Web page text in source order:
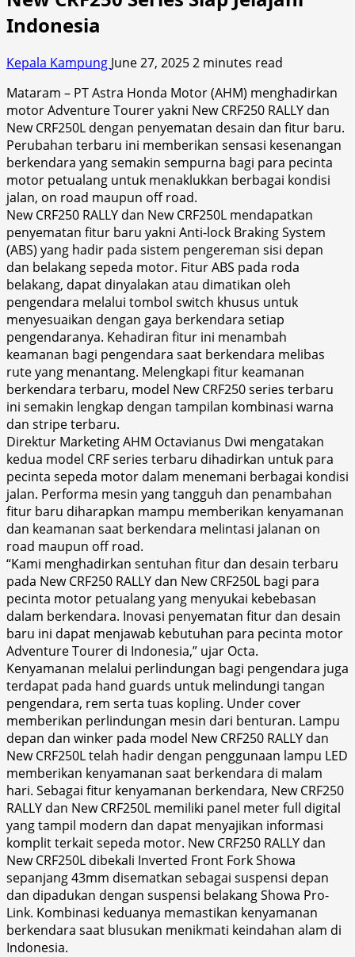
Indonesia
Kepala Kampung June 27, 20252 minutes read
Mataram – PT Astra Honda Motor (AHM) menghadirkan
motor Adventure Tourer yakni New CRF250 RALLY dan
New CRF250L dengan penyematan desain dan fitur baru.
Perubahan terbaru ini memberikan sensasi kesenangan
berkendara yang semakin sempurna bagi para pecinta
motor petualang untuk menaklukkan berbagai kondisi
jalan, on road maupun off road.
New CRF250 RALLY dan New CRF250L mendapatkan
penyematan fitur baru yakni Anti-lock Braking System
(ABS) yang hadir pada sistem pengereman sisi depan
dan belakang sepeda motor. Fitur ABS pada roda
belakang, dapat dinyalakan atau dimatikan oleh
pengendara melalui tombol switch khusus untuk
menyesuaikan dengan gaya berkendara setiap
pengendaranya. Kehadiran fitur ini menambah
keamanan bagi pengendara saat berkendara melibas
rute yang menantang. Melengkapi fitur keamanan
berkendara terbaru, model New CRF250 series terbaru
ini semakin lengkap dengan tampilan kombinasi warna
dan stripe terbaru.
Direktur Marketing AHM Octavianus Dwi mengatakan
kedua model CRF series terbaru dihadirkan untuk para
pecinta sepeda motor dalam menemani berbagai kondisi
jalan. Performa mesin yang tangguh dan penambahan
fitur baru diharapkan mampu memberikan kenyamanan
dan keamanan saat berkendara melintasi jalanan on
road maupun off road.
“Kami menghadirkan sentuhan fitur dan desain terbaru
pada New CRF250 RALLY dan New CRF250L bagi para
pecinta motor petualang yang menyukai kebebasan
dalam berkendara. Inovasi penyematan fitur dan desain
baru ini dapat menjawab kebutuhan para pecinta motor
Adventure Tourer di Indonesia,” ujar Octa.
Kenyamanan melalui perlindungan bagi pengendara juga
terdapat pada hand guards untuk melindungi tangan
pengendara, rem serta tuas kopling. Under cover
memberikan perlindungan mesin dari benturan. Lampu
depan dan winker pada model New CRF250 RALLY dan
New CRF250L telah hadir dengan penggunaan lampu LED
memberikan kenyamanan saat berkendara di malam
hari. Sebagai fitur kenyamanan berkendara, New CRF250
RALLY dan New CRF250L memiliki panel meter full digital
yang tampil modern dan dapat menyajikan informasi
komplit terkait sepeda motor. New CRF250 RALLY dan
New CRF250L dibekali Inverted Front Fork Showa
sepanjang 43mm disematkan sebagai suspensi depan
dan dipadukan dengan suspensi belakang Showa Pro-
Link. Kombinasi keduanya memastikan kenyamanan
berkendara saat blusukan menikmati keindahan alam di
Indonesia.